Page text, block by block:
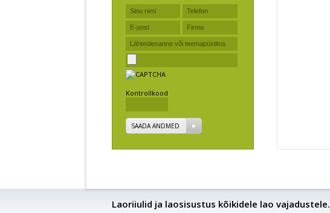
Kontrollkood
SAADA ANDMED
kW
Laoriiulid ja laosisustus kõikidele lao vajadustele.